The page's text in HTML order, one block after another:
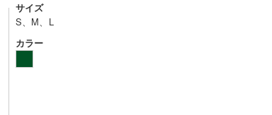
サイズ
S、M、L
カラー